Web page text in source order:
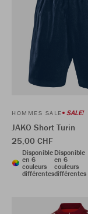
HOMMES SALE SALE!
JAKO Short Turin
25,00 CHF
Disponible
en 6
couleurs
différentes
Disponible
en 6
couleurs
différentes